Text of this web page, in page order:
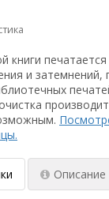
книги
и затемнений,
Описание